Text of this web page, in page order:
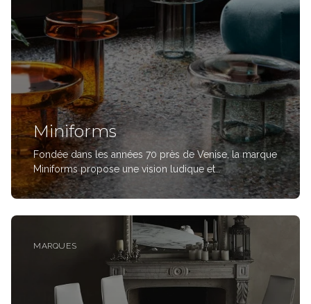
Miniforms
Fondée dans les années 70 près de Venise, la marque
Miniforms propose une vision ludique et
décomplexée du design. Ses collections aux formes
insolites et raffinées mêlent un savoir-faire artisanal à
MARQUES